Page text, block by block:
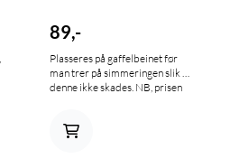
89,-
Plasseres på gaffelbeinet før
man trer på simmeringen slik at
denne ikke skades. NB, prisen